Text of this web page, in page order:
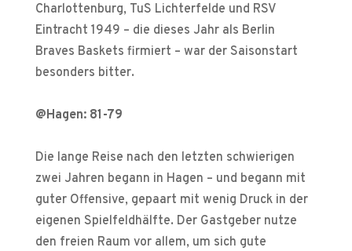
Charlottenburg, TuS Lichterfelde und RSV
Eintracht 1949 – die dieses Jahr als Berlin
Braves Baskets firmiert – war der Saisonstart
besonders bitter.
@Hagen: 81-79
Die lange Reise nach den letzten schwierigen
zwei Jahren begann in Hagen – und begann mit
guter Offensive, gepaart mit wenig Druck in der
eigenen Spielfeldhälfte. Der Gastgeber nutze
den freien Raum vor allem, um sich gute